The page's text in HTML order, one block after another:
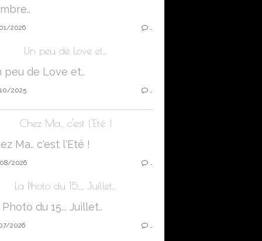
2026
Un peu de Love et..
2025
Chez Ma.. c'est l'Eté !
2026
La Photo du 15... Juillet..
2026